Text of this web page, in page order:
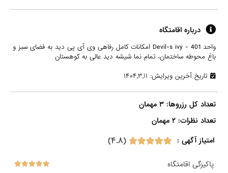
درباره اقامتگاه
واحد 401 - Devil-s ivy امکانات کامل رفاهی وی آی پی دید به فضای سبز و
باغ محوطه ساختمان، تمام نما شیشه دید عالی به کوهستان
تاریخ آخرین ویرایش: ۱۴۰۴,۳,۱۱
تعداد کل رزروها: ۳ مهمان
تعداد نظرات: ۲ مهمان
امتیاز آگهی :
(۴.۸)
پاکیزگی اقامتگاه